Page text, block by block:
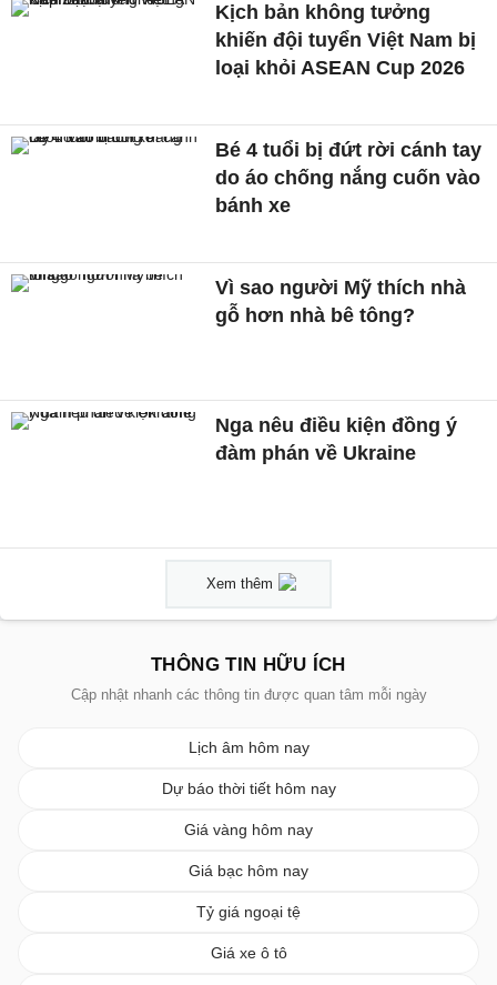
Kịch bản không tưởng
khiến đội tuyển Việt Nam bị
loại khỏi ASEAN Cup 2026
Bé 4 tuổi bị đứt rời cánh tay
do áo chống nắng cuốn vào
bánh xe
Vì sao người Mỹ thích nhà
gỗ hơn nhà bê tông?
Nga nêu điều kiện đồng ý
đàm phán về Ukraine
Xem thêm
THÔNG TIN HỮU ÍCH
Cập nhật nhanh các thông tin được quan tâm mỗi ngày
Lịch âm hôm nay
Dự báo thời tiết hôm nay
Giá vàng hôm nay
Giá bạc hôm nay
Tỷ giá ngoại tệ
Giá xe ô tô